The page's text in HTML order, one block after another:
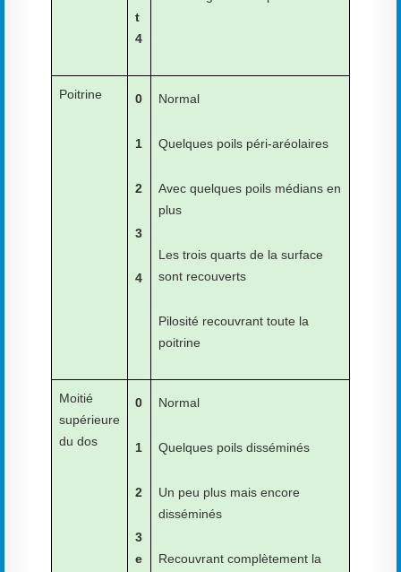
t
4
Poitrine 0
1
2
3
4
Normal
Quelques poils péri-aréolaires
Avec quelques poils médians en
plus
Les trois quarts de la surface
sont recouverts
Pilosité recouvrant toute la
poitrine
Moitié
supérieure
du dos
0
1
2
3
e
Normal
Quelques poils disséminés
Un peu plus mais encore
disséminés
Recouvrant complètement la